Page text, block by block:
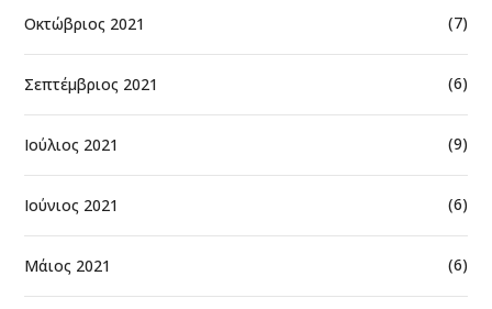
Οκτώβριος 2021 (7)
Σεπτέμβριος 2021 (6)
Ιούλιος 2021 (9)
Ιούνιος 2021 (6)
Μάιος 2021 (6)